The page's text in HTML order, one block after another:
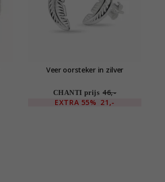
Veer oorsteker in zilver
CHANTI prijs 46,-
EXTRA 55% 21,-